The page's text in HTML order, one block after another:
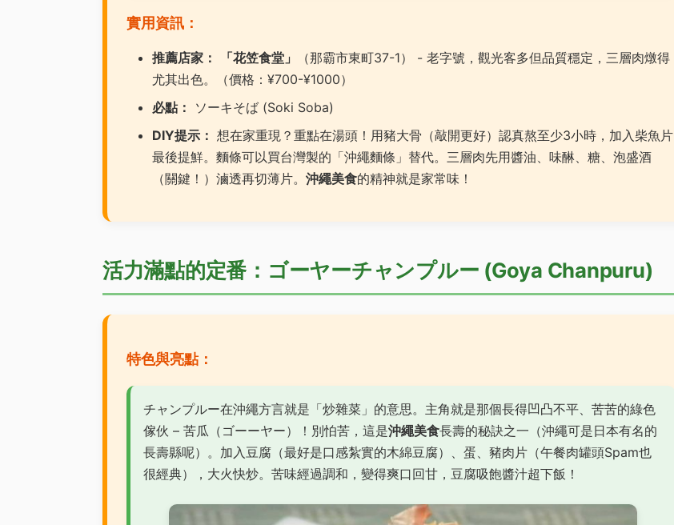
實用資訊：
推薦店家： 「花笠食堂」
（那霸市東町37-1） - 老字號，觀光客多但品質穩定，三層肉燉得
尤其出色。（價格：¥700-¥1000）
必點：
ソーキそば (Soki Soba)
DIY提示： 想在家重現？重點在湯頭！用豬大骨（敲開更好）認真熬至少3小時，加入柴魚片
最後提鮮。麵條可以買台灣製的「沖繩麵條」替代。三層肉先用醬油、味醂、糖、泡盛酒
（關鍵！）滷透再切薄片。 沖繩美食的精神就是家常味！
活力滿點的定番：ゴーヤーチャンプルー (Goya Chanpuru)
特色與亮點：
チャンプルー在沖繩方言就是「炒雜菜」的意思。主角就是那個長得凹凸不平、苦苦的綠色
傢伙 – 苦瓜（ゴーーヤー）！別怕苦，這是沖繩美食長壽的秘訣之一（沖繩可是日本有名的
長壽縣呢）。加入豆腐（最好是口感紮實的木綿豆腐）、蛋、豬肉片（午餐肉罐頭Spam也
很經典），大火快炒。苦味經過調和，變得爽口回甘，豆腐吸飽醬汁超下飯！